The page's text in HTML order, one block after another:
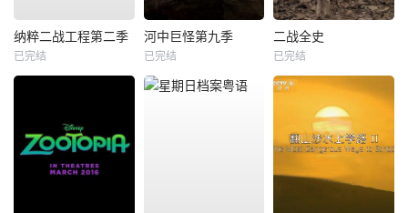
纳粹二战工程第二季
已完结
河中巨怪第九季
已完结
二战全史
已完结